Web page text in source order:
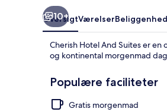
10+
OversigtVærelserBeliggenhed
Cherish Hotel And Suites er
og kontinental morgenmad
Populære faciliteter
Gratis morgenmad